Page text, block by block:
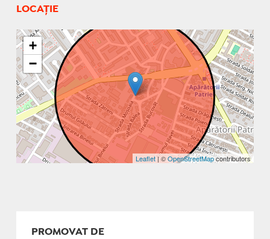
LOCAȚIE
+
−
Leaflet| ©OpenStreetMapcontributors
PROMOVAT DE